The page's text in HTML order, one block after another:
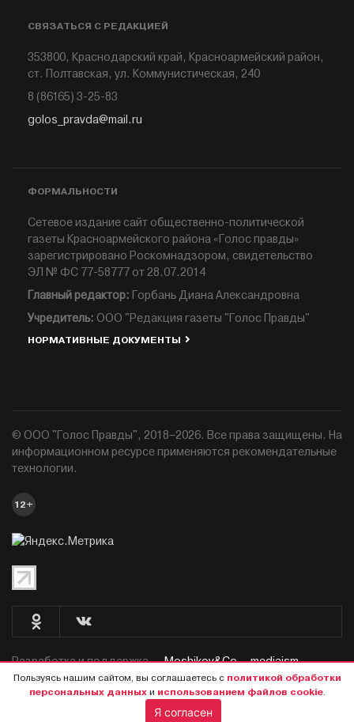
СВЯЗАТЬСЯ С РЕДАКЦИЕЙ
353800, Краснодарский край, Красноармейский район,
ст. Полтавская, ул. Коммунистическая, 240
8 (86165) 3-25-83
golos_pravda@mail.ru
ФОРМАЛЬНОСТИ
Сетевое издание сайт общественно-политической
газеты Красноармейского района «Голос правды»
зарегистрировано Роскомнадзором, свидетельство
ЭЛ № ФС 77-58777 от 28.07.2014
Главный редактор: Горбань Диана Александровна
Учредитель: ООО "Редакция газеты "Голос Правды"
НОРМАТИВНЫЕ ДОКУМЕНТЫ
© ООО "Голос Правды", 2018–2026. Все права защищены. На
информационном ресурсе применяются рекомендательные
технологии.
12+
Разработка и поддержка —Moshikov&Co. - mediaism.
Пользуясь нашим сайтом, вы соглашаетесь с политикой обработки
персональных данныхи использованием файлов cookie.
Я согласен